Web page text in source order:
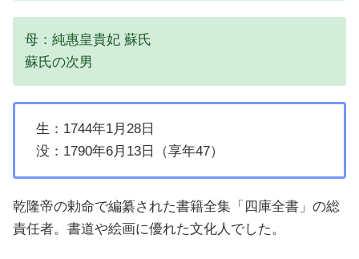
母：純惠皇貴妃 蘇氏
蘇氏の次男
生：1744年1月28日
没：1790年6月13日（享年47）
乾隆帝の勅命で編纂された書籍全集「四庫全書」の総
責任者。書道や絵画に優れた文化人でした。